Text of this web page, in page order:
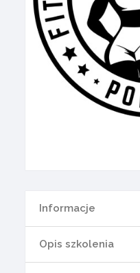
Informacje
Opis szkolenia